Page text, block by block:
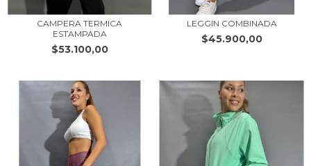
CAMPERA TERMICA
ESTAMPADA
$53.100,00
LEGGIN COMBINADA
$45.900,00